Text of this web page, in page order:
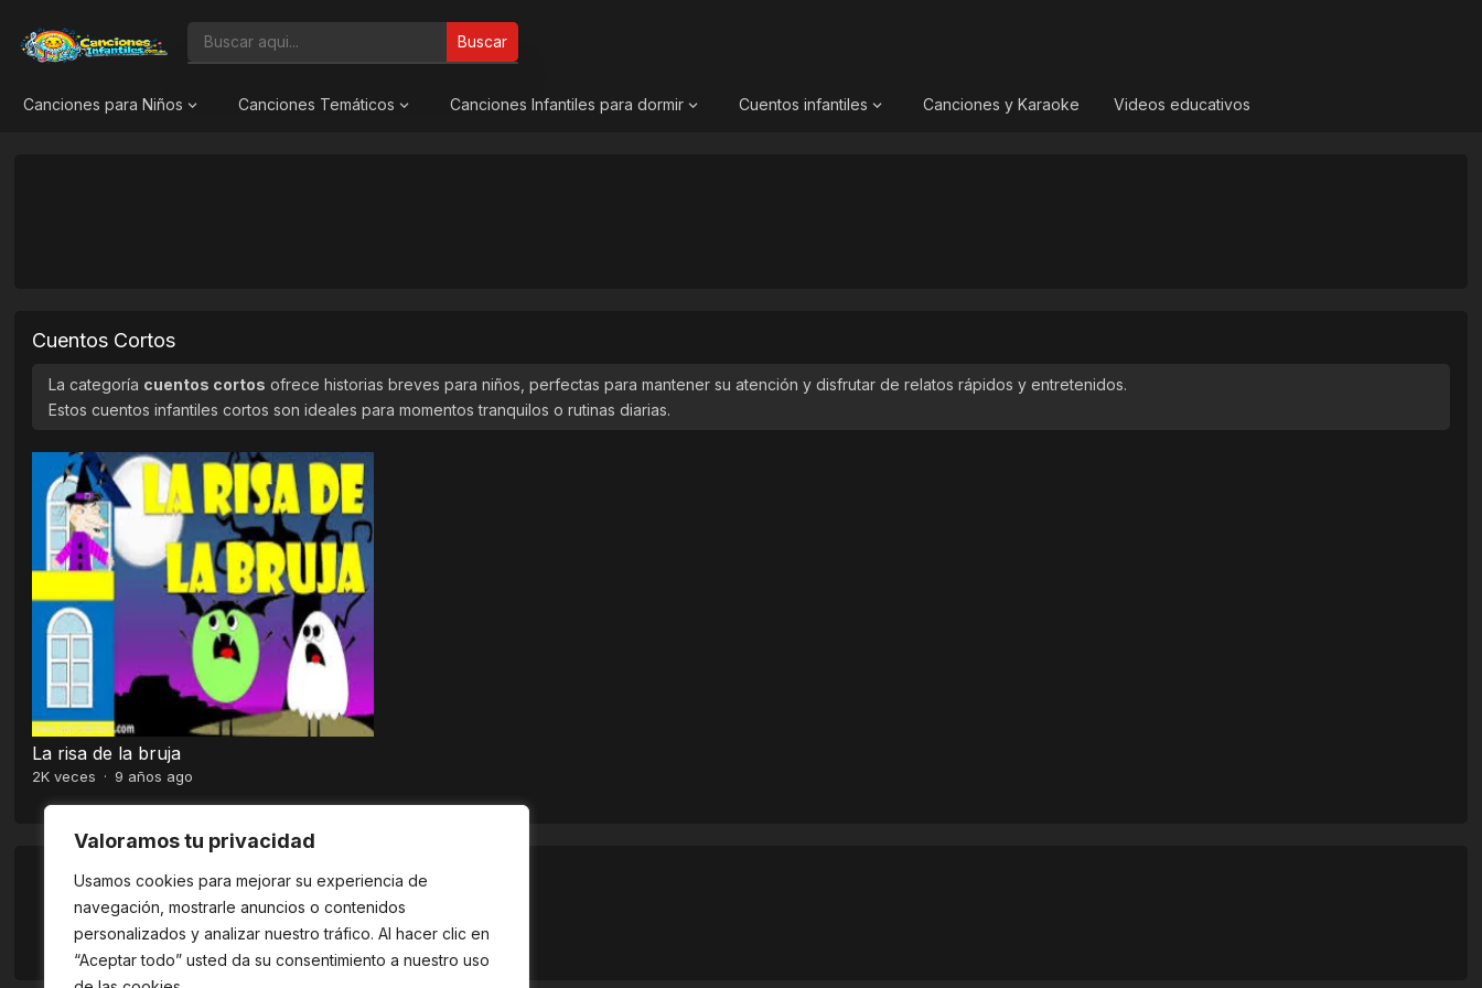
Valoramos tu privacidad
Usamos cookies para mejorar su experiencia de
navegación, mostrarle anuncios o contenidos
personalizados y analizar nuestro tráfico. Al hacer clic en
“Aceptar todo” usted da su consentimiento a nuestro uso
Buscar
Canciones para Niños Canciones Temáticos Canciones Infantiles para dormir Cuentos infantiles Canciones y Karaoke Videos educativos
Cuentos Cortos
La categoría cuentos cortos ofrece historias breves para niños, perfectas para mantener su atención y disfrutar de relatos rápidos y entretenidos.
Estos cuentos infantiles cortos son ideales para momentos tranquilos o rutinas diarias.
La risa de la bruja
2K veces · 9 años ago